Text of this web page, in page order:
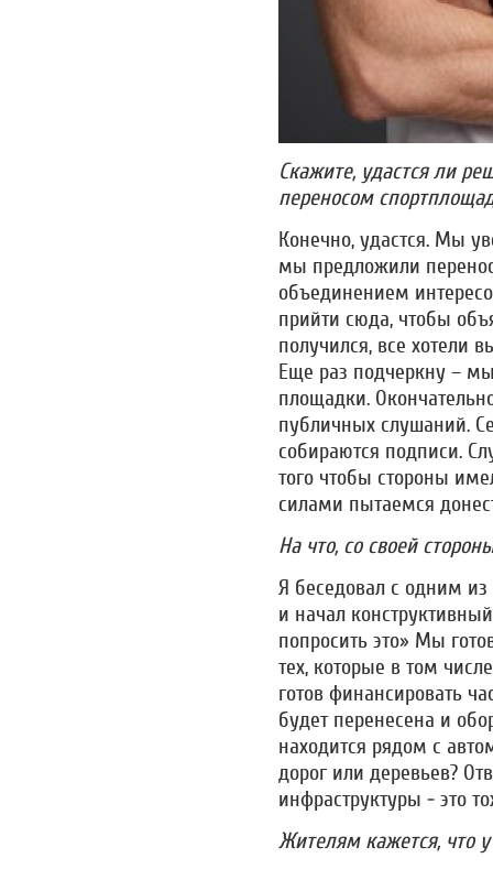
Скажите, удастся ли
переносом
Конечно, удастся. Мы
мы предложили
объединением
прийти сюда, чтобы
получился, все хотели
Еще раз подчеркну –
площадки.
публичных слушаний.
собираются подписи.
того чтобы стороны
силами пытаемся
На что, со своей
Я беседовал с одним
и начал
попросить это» Мы
тех, которые в том
готов финансировать
будет перенесена и
находится рядом с
дорог или деревьев?
инфраструктуры - это
Жителям кажется, что